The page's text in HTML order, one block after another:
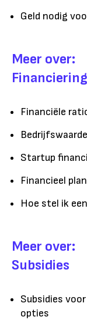
Geld nodig
Meer over:
Financiële
Startup
Financieel
Hoe stel ik
Meer over:
Subsidies
Subsidies
opties